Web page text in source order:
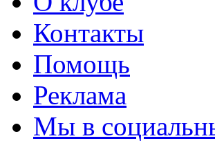
Контакты
Помощь
Реклама
Мы в